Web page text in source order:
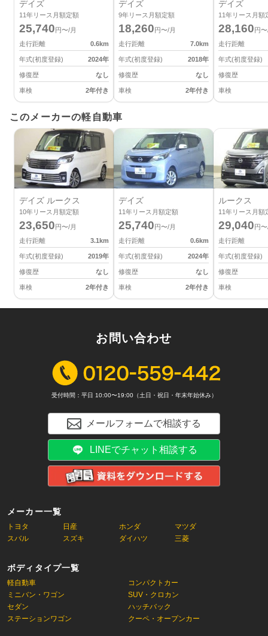
デイズ
11年リース月額定額
25,740円〜/月
走行距離
0.6km
年式(初度登録) 2024年
修復歴 なし
車検 2年付き
デイズ
9年リース月額定額
18,260円〜/月
走行距離
7.0km
年式(初度登録) 2018年
修復歴 なし
車検 2年付き
デイズ
11年リース月額
28,160円
走行距離
年式(初度登録)
修復歴
車検
このメーカーの軽自動車
デイズ ルークス
10年リース月額定額
23,650円〜/月
走行距離
3.1km
年式(初度登録) 2019年
修復歴 なし
車検 2年付き
デイズ
11年リース月額定額
25,740円〜/月
走行距離
0.6km
年式(初度登録) 2024年
修復歴 なし
車検 2年付き
ルークス
11年リース月額
29,040円
走行距離
年式(初度登録)
修復歴
車検
メーカー一覧
トヨタ 日産 ホンダ
マツダ
スバル
スズキ ダイハツ 三菱
ボディタイプ一覧
軽自動車
コンパクトカー
ミニバン・ワゴン
SUV・クロカン
セダン
ハッチバック
ステーションワゴン
クーペ・オープンカー
お問い合わせ
受付時間：平日 10:00〜19:00（土日・祝日・年末年始休み）
メールフォームで相談する
LINEでチャット相談する